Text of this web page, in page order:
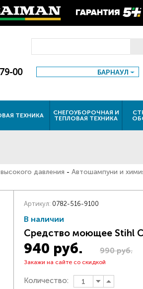
00 БАРНАУЛ
ТЕХНИКА
СНЕГОУБОРОЧНАЯ И
ТЕПЛОВАЯ ТЕХНИКА
давления - Автошампуни и
Артикул: 0782-516-9100
В наличии
Средство моющее Stihl
940 руб. 990 руб.
Закажи на сайте со скидкой
Количество: